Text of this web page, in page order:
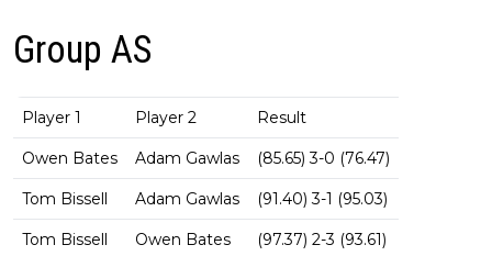
Group AS
Player 1 Player 2 Result
Owen Bates Adam Gawlas (85.65) 3-0 (76.47)
Tom Bissell Adam Gawlas (91.40) 3-1 (95.03)
Tom Bissell Owen Bates (97.37) 2-3 (93.61)